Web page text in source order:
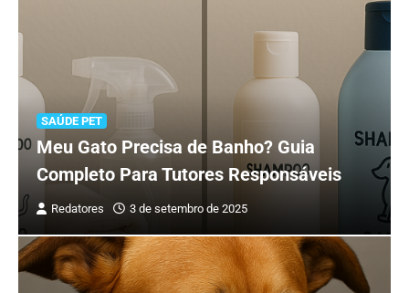
SAÚDE PET
Meu Gato Precisa de Banho? Guia
Completo Para Tutores Responsáveis
Redatores 3 de setembro de 2025